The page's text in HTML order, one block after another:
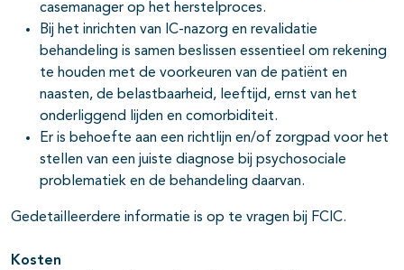
casemanager op het herstelproces.
Bij het inrichten van IC-nazorg en revalidatie
behandeling is samen beslissen essentieel om rekening
te houden met de voorkeuren van de patiënt en
naasten, de belastbaarheid, leeftijd, ernst van het
onderliggend lijden en comorbiditeit.
Er is behoefte aan een richtlijn en/of zorgpad voor het
stellen van een juiste diagnose bij psychosociale
problematiek en de behandeling daarvan.
Gedetailleerdere informatie is op te vragen bij FCIC.
Kosten